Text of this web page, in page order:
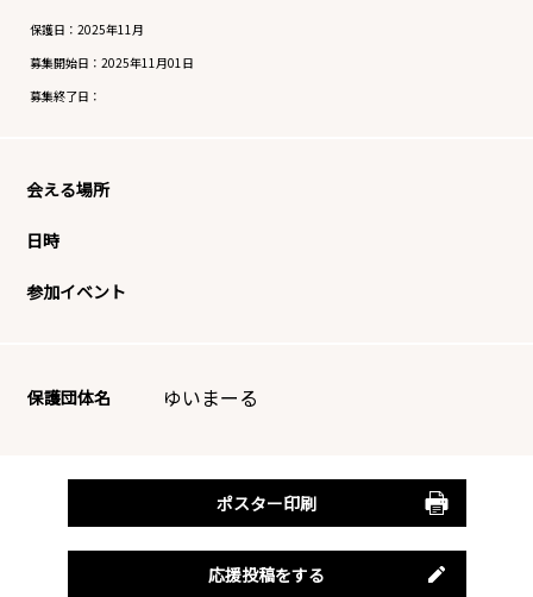
保護日：2025年11月
募集開始日： 2025年11月01日
募集終了日：
会える場所
日時
参加イベント
保護団体名 ゆいまーる
ポスター印刷
応援投稿をする